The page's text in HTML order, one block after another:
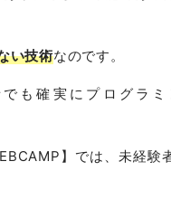
い技術なのです。
も確実にプログラ
】では、未経験